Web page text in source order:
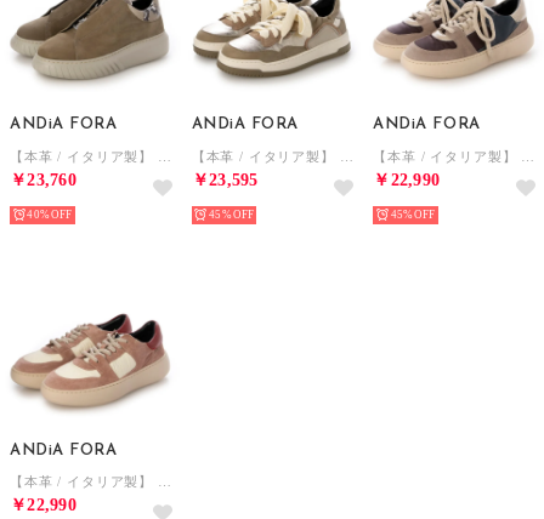
ANDiA FORA
￥23,760
40%
ANDiA FORA
￥23,595
45%
ANDiA FORA
￥22,990
45%
ANDiA FORA
￥22,990